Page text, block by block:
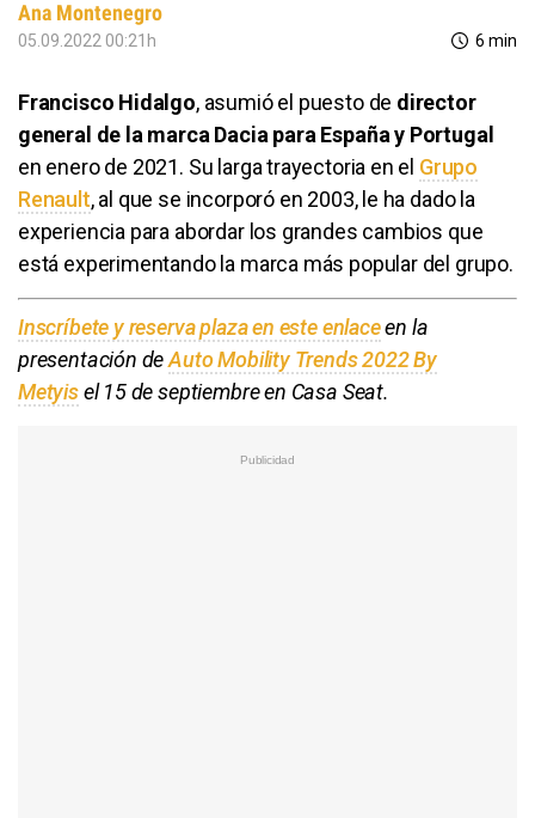
Ana Montenegro
05.09.2022 00:21h 6 min
Francisco Hidalgo, asumió el puesto de director
general de la marca Dacia para España y Portugal
en enero de 2021. Su larga trayectoria en el Grupo
Renault, al que se incorporó en 2003, le ha dado la
experiencia para abordar los grandes cambios que
está experimentando la marca más popular del grupo.
Inscríbete y reserva plaza en este enlaceen la
presentación deAuto Mobility Trends 2022 By
Metyisel 15 de septiembre en Casa Seat.